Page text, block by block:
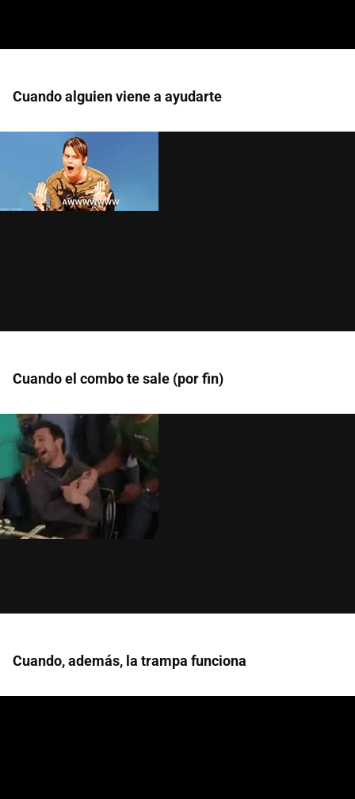
Cuando alguien viene a ayudarte
Cuando el combo te sale (por fin)
Cuando, además, la trampa funciona